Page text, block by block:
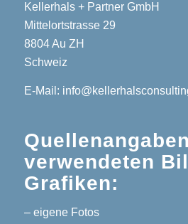
Kellerhals + Partner GmbH
Mittelortstrasse 29
8804 Au ZH
Schweiz
E-Mail:
verwendeten
Grafiken:
– eigene Fotos